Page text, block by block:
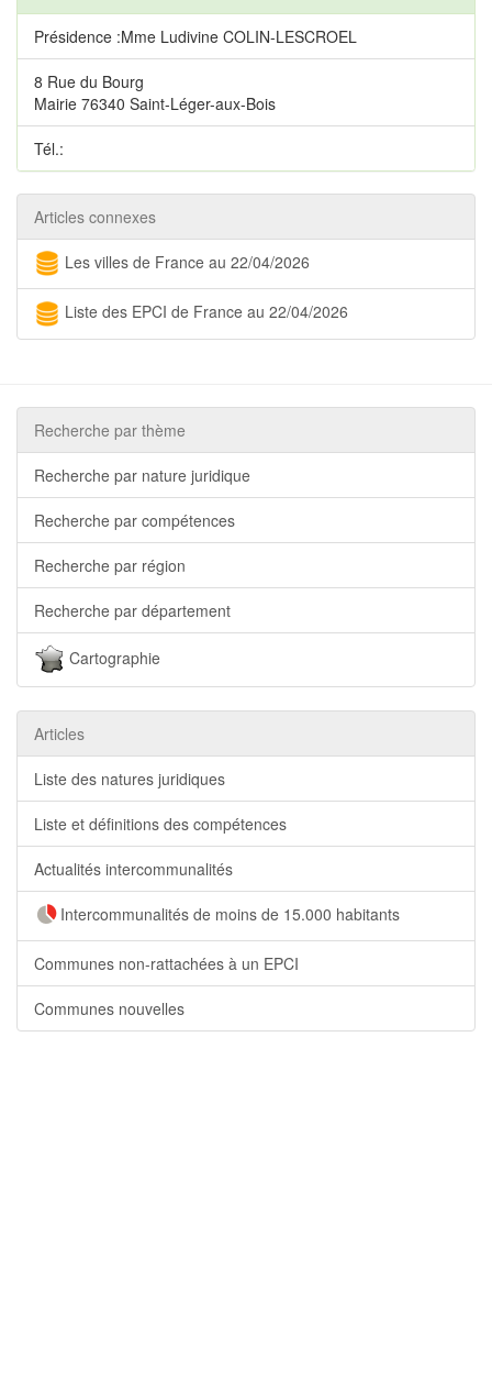
Présidence :Mme Ludivine COLIN-LESCROEL
8 Rue du Bourg
Mairie 76340 Saint-Léger-aux-Bois
Tél.:
Articles connexes
Les villes de France au 22/04/2026
Liste des EPCI de France au 22/04/2026
Recherche par thème
Recherche par nature juridique
Recherche par compétences
Recherche par région
Recherche par département
Cartographie
Articles
Liste des natures juridiques
Liste et définitions des compétences
Actualités intercommunalités
Intercommunalités de moins de 15.000 habitants
Communes non-rattachées à un EPCI
Communes nouvelles